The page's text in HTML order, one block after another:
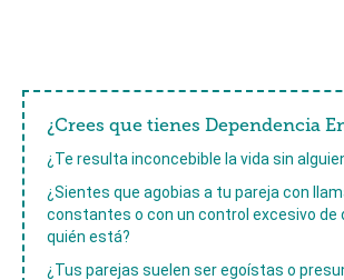
¿Crees que tienes Dependencia
¿Te resulta inconcebible la vida sin
¿Sientes que agobias a tu pareja con
constantes o con un control excesivo de
quién está?
¿Tus parejas suelen ser egoístas o